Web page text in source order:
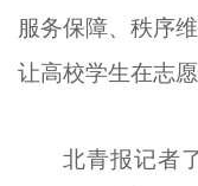
服务保障、秩序
让高校学生在志
北青报记者